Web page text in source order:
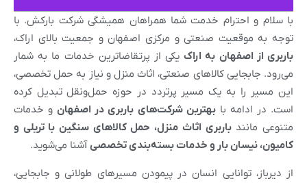
با سلام و احترام خدمت شما همراهان همیشگی شرکت بارکش. با
توجه به موقعیت صنعتی و مرکزی اصفهان و جمعیت بالای اراک،
باربری از اصفهان به اراکیکی از پرتقاضاترین خدمات ما به شمار
می‌رود. جابجایی کالاهای صنعتی، اثاث منزل و نیاز به حمل تخصصی،
این مسیر را به یک مسیر پرتردد در حوزه حمل‌ونقل تبدیل کرده
است. در ادامه بابهترین شرکت‌های باربری در اصفهانو خدمات
متنوعی مانندباربری اثاث منزل، حمل کالاهای سنگین با تریلی و
کامیون، نیسان بار و خدمات بسته‌بندی تخصصیآشنا می‌شوید.
از دیرباز، توانایی انسان در پیمودن مسیرهای طولانی و جابجایی،